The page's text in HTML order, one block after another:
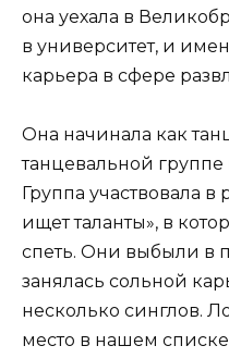
она уехала в
в университет, и
карьера в сфере
Она начинала как
танцевальной
Группа участвовала
ищет таланты», в
спеть. Они выбыли в
занялась сольной
несколько синглов.
место в нашем